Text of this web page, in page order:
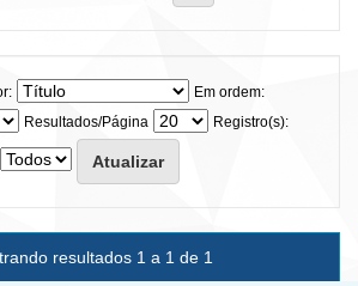
Em ordem:
Resultados/Página
Registro(s):
resultados 1 a 1 de 1